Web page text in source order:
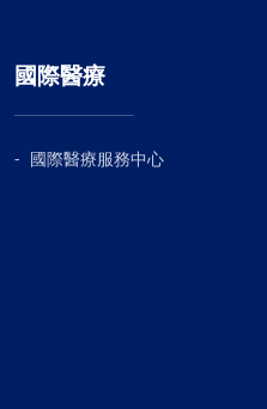
國際醫療
國際醫療服務中心